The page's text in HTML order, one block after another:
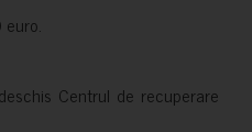
Centrul de recuperare